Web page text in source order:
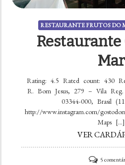
RESTAURANTE FRUTOS DO
Restaurante
Mar
Rating: 4.5 Rated count: 430
R. Bom Jesus, 279 – Vila
03344-000, Brasil
http://www.instagram.com/
Maps […]
VER
5